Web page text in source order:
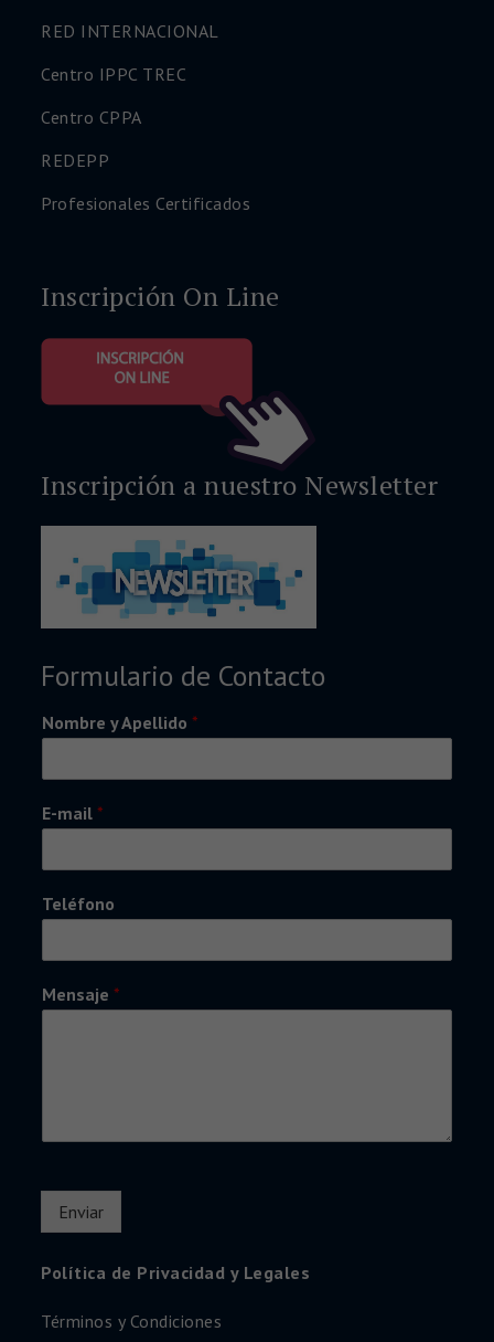
RED INTERNACIONAL
Centro IPPC TREC
Centro CPPA
REDEPP
Profesionales Certificados
Inscripción On Line
Inscripción a nuestro Newsletter
Formulario de Contacto
Nombre y Apellido*
E-mail*
Teléfono
Mensaje*
Enviar
Política de Privacidad y Legales
Términos y Condiciones